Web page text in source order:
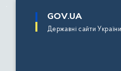
основного
GOV.UA
Державні сайти України